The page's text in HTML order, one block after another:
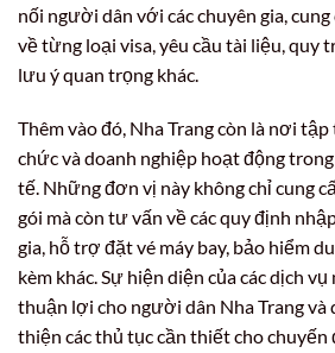
nối người dân với các chuyên gia,
về từng loại visa, yêu cầu tài liệu, quy
lưu ý quan trọng khác.
Thêm vào đó, Nha Trang còn là nơi
chức và doanh nghiệp hoạt động
tế. Những đơn vị này không chỉ cung
gói mà còn tư vấn về các quy định
gia, hỗ trợ đặt vé máy bay, bảo hiểm
kèm khác. Sự hiện diện của các dịch
thuận lợi cho người dân Nha Trang và
thiện các thủ tục cần thiết cho chuyến